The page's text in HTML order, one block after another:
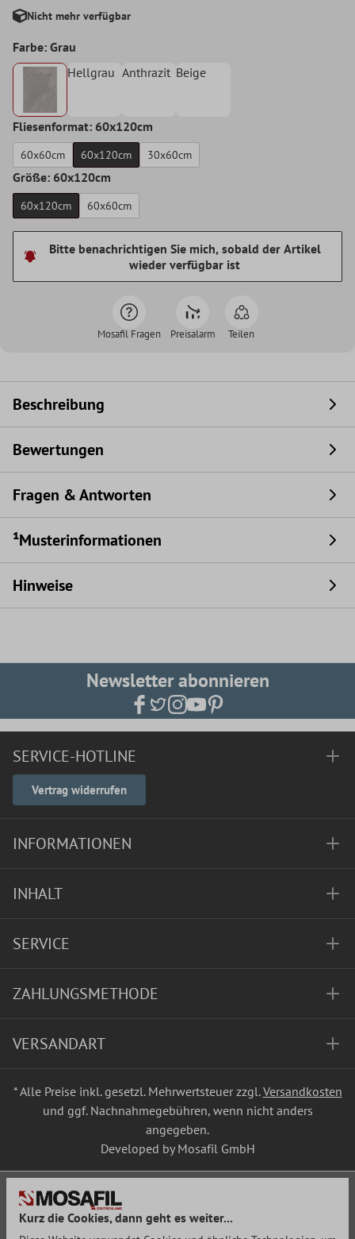
Nicht mehr verfügbar
Farbe: Grau
Hellgrau Anthrazit Beige
Fliesenformat: 60x120cm
60x60cm 60x120cm 30x60cm
Größe: 60x120cm
60x120cm 60x60cm
Bitte benachrichtigen Sie mich, sobald der Artikel
wieder verfügbar ist
Mosafil Fragen Preisalarm Teilen
Beschreibung
Bewertungen
Fragen & Antworten
¹Musterinformationen
Hinweise
Newsletter abonnieren
SERVICE-HOTLINE
Vertrag widerrufen
INFORMATIONEN
INHALT
SERVICE
ZAHLUNGSMETHODE
VERSANDART
* Alle Preise inkl. gesetzl. Mehrwertsteuer zzgl.Versandkosten
und ggf. Nachnahmegebühren, wenn nicht anders
angegeben.
Developed by Mosafil GmbH
Kurz die Cookies, dann geht es weiter...